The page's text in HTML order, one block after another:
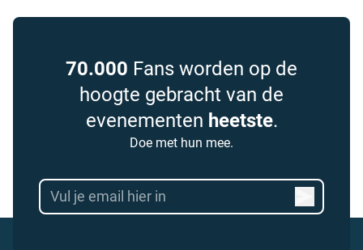
70.000 Fans worden op de
hoogte gebracht van de
evenementen heetste.
Doe met hun mee.